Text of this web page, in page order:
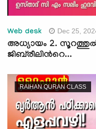
Web desk Dec 25,
അധ്യായം 2. സൂറത്തുല്‍
ജിബ്‍രീലിന്‍റെ...
RAIHAN QURAN CLASS